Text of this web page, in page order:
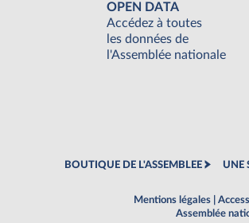
OPEN DATA
Accédez à toutes
les données de
l'Assemblée nationale
BOUTIQUE DE L'ASSEMBLEE UNE
Mentions légales
Assemblée